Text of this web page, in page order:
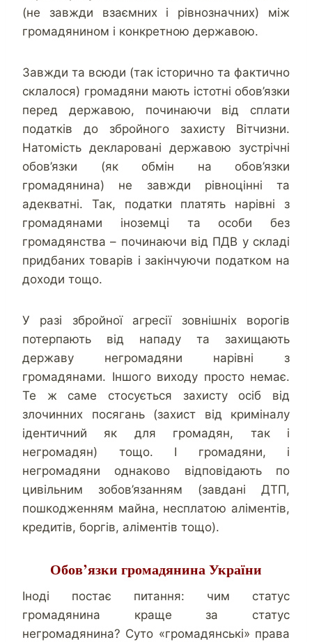
(не завжди взаємних і рівнозначних) між
громадянином і конкретною державою.
Завжди та всюди (так історично та фактично
склалося) громадяни мають істотні обов’язки
перед державою, починаючи від сплати
податків до збройного захисту Вітчизни.
Натомість декларовані державою зустрічні
обов’язки (як обмін на обов’язки
громадянина) не завжди рівноцінні та
адекватні. Так, податки платять нарівні з
громадянами іноземці та особи без
громадянства – починаючи від ПДВ у складі
придбаних товарів і закінчуючи податком на
доходи тощо.
У разі збройної агресії зовнішніх ворогів
потерпають від нападу та захищають
державу негромадяни нарівні з
громадянами. Іншого виходу просто немає.
Те ж саме стосується захисту осіб від
злочинних посягань (захист від криміналу
ідентичний як для громадян, так і
негромадян) тощо. І громадяни, і
негромадяни однаково відповідають по
цивільним зобов’язанням (завдані ДТП,
пошкодженням майна, несплатою аліментів,
кредитів, боргів, аліментів тощо).
Обов’язки громадянина України
Іноді постає питання: чим статус
громадянина краще за статус
негромадянина? Суто «громадянські» права